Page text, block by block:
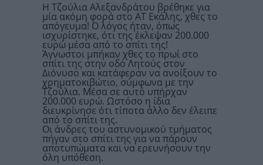
Η Τζούλια Αλεξανδράτου βρέθηκε για
μία ακόμη φορά στο ΑΤ Εκάλης, χθες το
απόγευμα! Ο λόγος ήταν, όπως
ισχυρίστηκε, ότι της έκλεψαν 200.000
ευρώ μέσα από το σπίτι της!
Άγνωστοι μπήκαν χθες το πρωί στο
σπίτι της στην οδό Λητούς στον
Διόνυσο και κατάφεραν να ανοίξουν το
χρηματοκιβώτιο, σύμφωνα με την
Τζούλια. Μέσα σε αυτό υπήρχαν
200.000 ευρώ. Ωστόσο η ίδια
διευκρίνησε ότι τίποτα άλλο δεν έλειπε
από το σπίτι της.
Οι άνδρες του αστυνομικού τμήματος
πήγαν στο σπίτι της για να πάρουν
αποτυπώματα και να ερευνήσουν την
όλη υπόθεση.